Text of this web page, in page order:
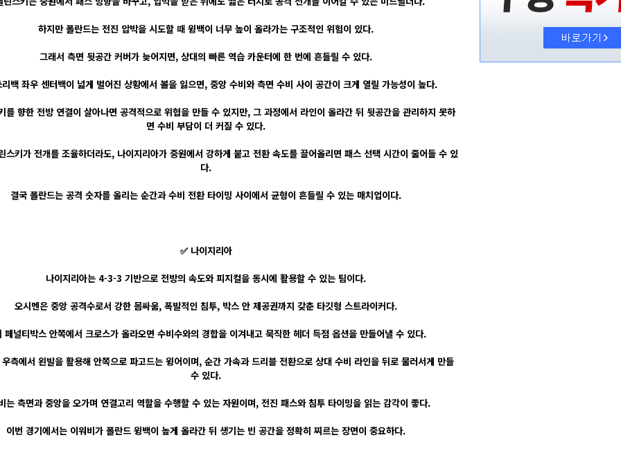
하지만 폴란드는 전진 압박을 시도할 때 윙백이 너무 높이 올라가는 구조적인 위험이 있다.
그래서 측면 뒷공간 커버가 늦어지면, 상대의 빠른 역습 카운터에 한 번에 흔들릴 수 있다.
백 좌우 센터백이 넓게 벌어진 상황에서 볼을 잃으면, 중앙 수비와 측면 수비 사이 공간이 크게 열릴 가능성이 높다.
를 향한 전방 연결이 살아나면 공격적으로 위협을 만들 수 있지만, 그 과정에서 라인이 올라간 뒤 뒷공간을 관리하지 못하
면 수비 부담이 더 커질 수 있다.
스키가 전개를 조율하더라도, 나이지리아가 중원에서 강하게 붙고 전환 속도를 끌어올리면 패스 선택 시간이 줄어들 수 있
다.
결국 폴란드는 공격 숫자를 올리는 순간과 수비 전환 타이밍 사이에서 균형이 흔들릴 수 있는 매치업이다.
✅ 나이지리아
나이지리아는 4-3-3 기반으로 전방의 속도와 피지컬을 동시에 활용할 수 있는 팀이다.
오시멘은 중앙 공격수로서 강한 몸싸움, 폭발적인 침투, 박스 안 제공권까지 갖춘 타깃형 스트라이커다.
페널티박스 안쪽에서 크로스가 올라오면 수비수와의 경합을 이겨내고 묵직한 헤더 득점 옵션을 만들어낼 수 있다.
측에서 왼발을 활용해 안쪽으로 파고드는 윙어이며, 순간 가속과 드리블 전환으로 상대 수비 라인을 뒤로 물러서게 만들
수 있다.
는 측면과 중앙을 오가며 연결고리 역할을 수행할 수 있는 자원이며, 전진 패스와 침투 타이밍을 읽는 감각이 좋다.
이번 경기에서는 이워비가 폴란드 윙백이 높게 올라간 뒤 생기는 빈 공간을 정확히 찌르는 장면이 중요하다.